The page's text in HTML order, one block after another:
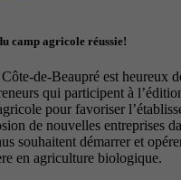
camp agricole réussie!
de-Beaupré est heureux
qui participent à
pour favoriser
de nouvelles entreprises
souhaitent démarrer et
en agriculture biologique.